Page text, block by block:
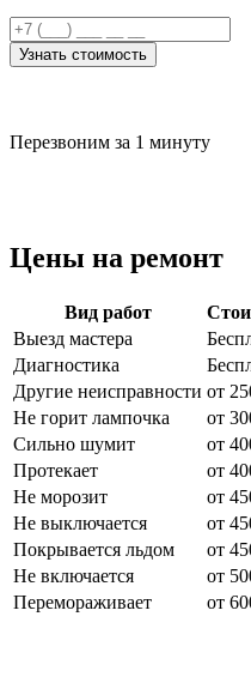
Узнать стоимость
Перезвоним за 1 минуту
Цены на ремонт
Вид работ
Выезд мастера
Диагностика
Другие неисправности от
Не горит лампочка
от
Сильно шумит
от
Протекает
от
Не морозит
от
Не выключается
от
Покрывается льдом
от
Не включается
от
Перемораживает
от